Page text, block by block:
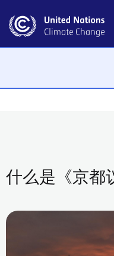
main
什么是《京都